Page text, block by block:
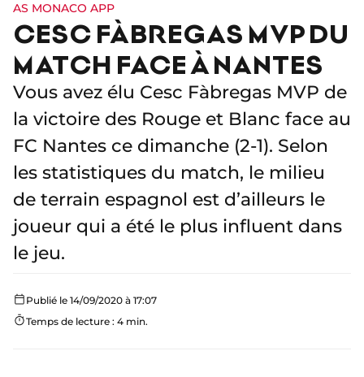
AS MONACO APP
CESC FÀBREGAS MVP DU
MATCH FACE À NANTES
Vous avez élu Cesc Fàbregas MVP de
la victoire des Rouge et Blanc face au
FC Nantes ce dimanche (2-1). Selon
les statistiques du match, le milieu
de terrain espagnol est d’ailleurs le
joueur qui a été le plus influent dans
le jeu.
Publié le 14/09/2020 à 17:07
Temps de lecture : 4 min.